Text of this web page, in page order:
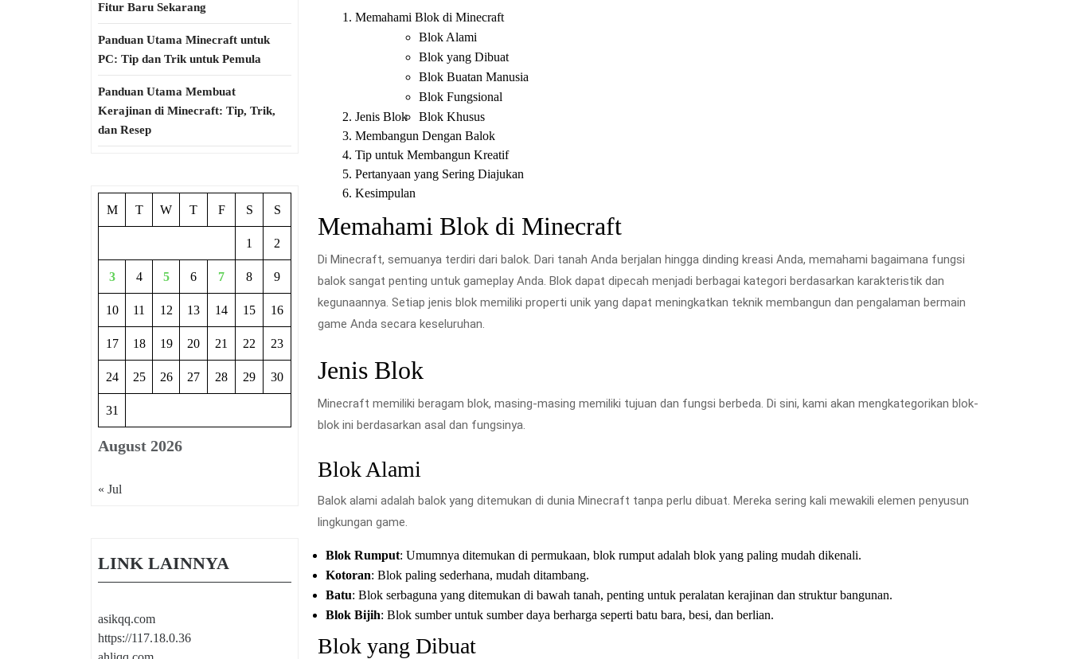
Fitur Baru Sekarang
Panduan Utama Minecraft untuk
PC: Tip dan Trik untuk Pemula
Panduan Utama Membuat
Kerajinan di Minecraft: Tip, Trik,
dan Resep
August 2026
M T W T F S S
1 2
3 4 5 6 7 8 9
10 11 12 13 14 15 16
17 18 19 20 21 22 23
24 25 26 27 28 29 30
31
« Jul
LINK LAINNYA
asikqq.com
https://117.18.0.36
Memahami Blok di Minecraft
Jenis Blok
Blok Alami
Blok yang Dibuat
Blok Buatan Manusia
Blok Fungsional
Blok Khusus
Membangun Dengan Balok
Tip untuk Membangun Kreatif
Pertanyaan yang Sering Diajukan
Kesimpulan
Memahami Blok di Minecraft
Di Minecraft, semuanya terdiri dari balok. Dari tanah Anda berjalan hingga dinding kreasi Anda, memahami bagaimana fungsi
balok sangat penting untuk gameplay Anda. Blok dapat dipecah menjadi berbagai kategori berdasarkan karakteristik dan
kegunaannya. Setiap jenis blok memiliki properti unik yang dapat meningkatkan teknik membangun dan pengalaman bermain
game Anda secara keseluruhan.
Jenis Blok
Minecraft memiliki beragam blok, masing-masing memiliki tujuan dan fungsi berbeda. Di sini, kami akan mengkategorikan blok-
blok ini berdasarkan asal dan fungsinya.
Blok Alami
Balok alami adalah balok yang ditemukan di dunia Minecraft tanpa perlu dibuat. Mereka sering kali mewakili elemen penyusun
lingkungan game.
Blok Rumput: Umumnya ditemukan di permukaan, blok rumput adalah blok yang paling mudah dikenali.
Kotoran: Blok paling sederhana, mudah ditambang.
Batu: Blok serbaguna yang ditemukan di bawah tanah, penting untuk peralatan kerajinan dan struktur bangunan.
Blok Bijih: Blok sumber untuk sumber daya berharga seperti batu bara, besi, dan berlian.
Blok yang Dibuat